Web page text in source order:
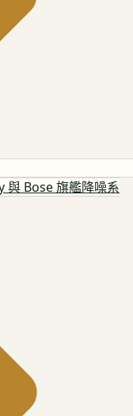
與 Bose 旗艦降噪系